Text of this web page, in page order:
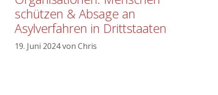
schützen & Absage an
Asylverfahren in Drittstaaten
19. Juni 2024von Chris